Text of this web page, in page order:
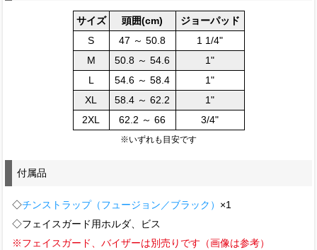
サイズ 頭囲(cm)
ジョーパッド
S
47 ～ 50.8
1 1/4"
M
50.8 ～ 54.6
1"
L
54.6 ～ 58.4
1"
XL
58.4 ～ 62.2
1"
2XL
62.2 ～ 66 3/4"
※いずれも目安です
付属品
◇チンストラップ（フュージョン／ブラック） ×1
◇フェイスガード用ホルダ、ビス
※フェイスガード、バイザーは別売りです（画像は参考）